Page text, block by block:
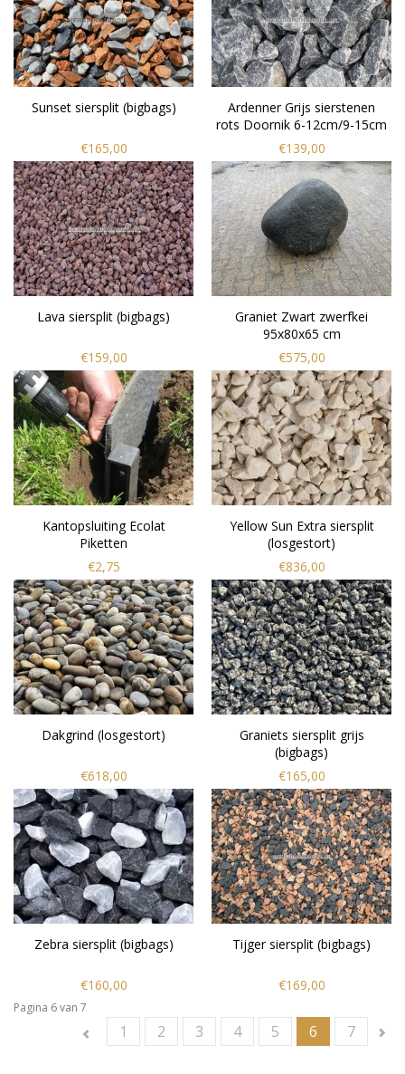
Sunset siersplit (bigbags)
€165,00
Ardenner Grijs sierstenen
rots Doornik 6-12cm/9-15cm
(bigbags)
€139,00
Lava siersplit (bigbags)
€159,00
Graniet Zwart zwerfkei
95x80x65 cm
€575,00
Kantopsluiting Ecolat
Piketten
€2,75
Yellow Sun Extra siersplit
(losgestort)
€836,00
Dakgrind (losgestort)
€618,00
Graniets siersplit grijs
(bigbags)
€165,00
Zebra siersplit (bigbags)
€160,00
Tijger siersplit (bigbags)
€169,00
Pagina 6 van 7
1 2 3 4 5 6 7